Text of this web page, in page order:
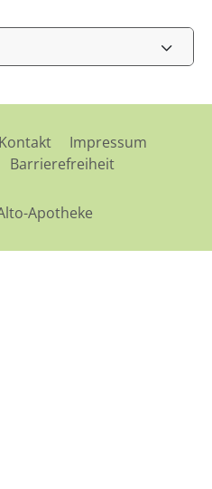
Kontakt
Impressum
Barrierefreiheit
Apotheke